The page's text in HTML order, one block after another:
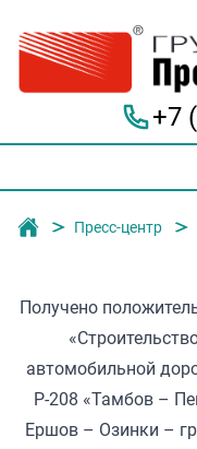
+7
ГруппаПресс-центр
Получено
автомобильной
Р-208 «Тамбов –
Ершов – Озинки –